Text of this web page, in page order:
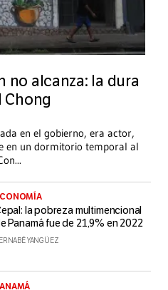
no alcanza: la dura
Chong
en el gobierno, era actor,
en un dormitorio temporal al
...
la pobreza multimencional
Panamá fue de 21,9% en 2022
YANGÜEZ